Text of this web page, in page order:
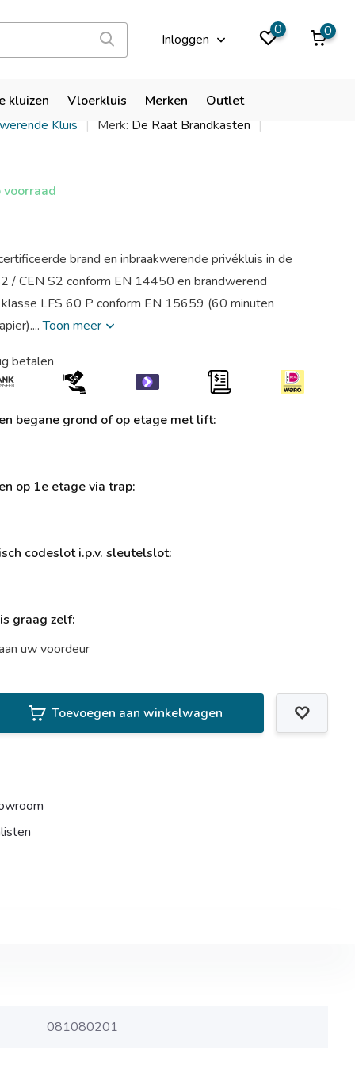
Inloggen
0 0
kluizen Vloerkluis Merken Outlet
9,9
Combi-Fire 2
Kluis Merk: De Raat Brandkasten
brand en inbraakwerende privékluis in de
/ CEN S2 conform EN 14450 en brandwerend
LFS 60 P conform EN 15659 (60 minuten
Toon meer
betalen
begane grond of op etage met lift:
op 1e etage via trap:
codeslot i.p.v. sleutelslot:
graag zelf:
uw voordeur
Toevoegen aan winkelwagen
081080201